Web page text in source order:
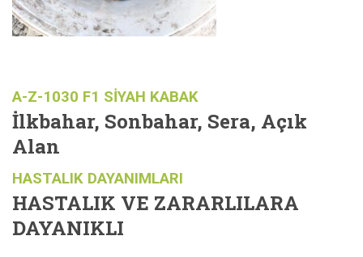
A-Z-1030 F1 SİYAH KABAK
İlkbahar, Sonbahar, Sera, Açık
Alan
HASTALIK DAYANIMLARI
HASTALIK VE ZARARLILARA
DAYANIKLI